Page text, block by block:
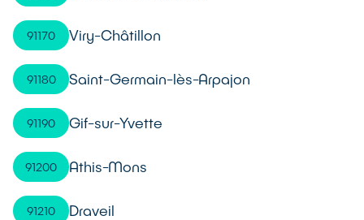
91170 Viry-Châtillon
91180 Saint-Germain-lès-Arpajon
91190 Gif-sur-Yvette
91200 Athis-Mons
91210 Draveil